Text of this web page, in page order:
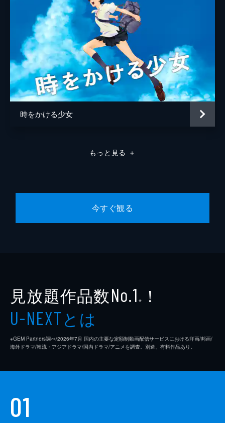
時をかける少女
もっと見る ＋
今すぐ観る
見放題作品数No.1 ※ ！
U-NEXTとは
※GEM Partners調べ/2026年7⽉ 国内の主要な定額制動画配信サービスにおける洋画/邦画/
海外ドラマ/韓流・アジアドラマ/国内ドラマ/アニメを調査。別途、有料作品あり。
01